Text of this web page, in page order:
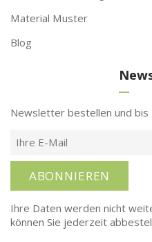
FIXAR
Vom eigenen foto
FAQ